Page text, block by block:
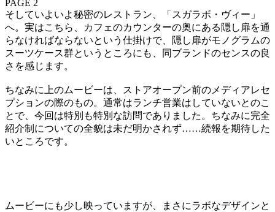
PAGE 2
そしていよいよ秘密のレストラン、「スガラボ・ヴィー」
へ。実はこちら、カフェのカウンターの奥にある隠し扉を通
らなければならないという仕掛けで、隠し扉がモノグラムの
スーツケース群というところにも、同ブランドのセンスの良
さを感じます。
ちなみに上のムービーは、ストアオープン前のメディアレセ
プションの際のもの。通常はランチ営業はしていないとのこ
とで、今回は特別も特別な訪問でありました。ちなみに完全
紹介制についての全貌は未だ明かされず……続報を期待した
いところです。
ムービーにも少し映っていますが、まさにラボなデザインと